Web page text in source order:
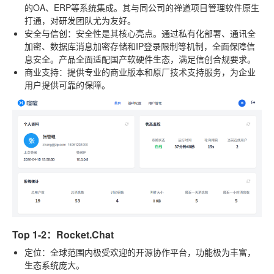
的OA、ERP等系统集成。其与同公司的禅道项目管理软件原生
打通，对研发团队尤为友好。
安全与信创：安全性是其核心亮点。通过私有化部署、通讯全
加密、数据库消息加密存储和IP登录限制等机制，全面保障信
息安全。产品全面适配国产软硬件生态，满足信创合规要求。
商业支持：提供专业的商业版本和原厂技术支持服务，为企业
用户提供可靠的保障。
Top 1-2：Rocket.Chat
定位：全球范围内极受欢迎的开源协作平台，功能极为丰富，
生态系统庞大。